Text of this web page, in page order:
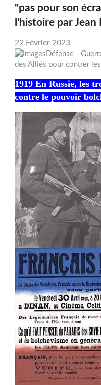
"pas pour son
l'histoire par Jean
22 Février 2023
1919 En Russie, les
contre le pouvoir